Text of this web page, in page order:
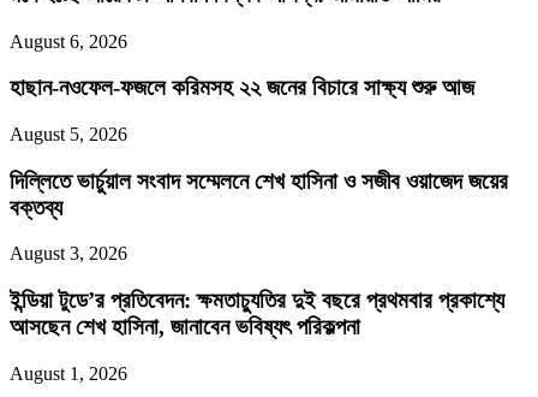
August 6, 2026
হাছান-নওফেল-ফজলে করিমসহ ২২ জনের বিচারে সাক্ষ্য শুরু আজ
August 5, 2026
দিল্লিতে ভার্চুয়াল সংবাদ সম্মেলনে শেখ হাসিনা ও সজীব ওয়াজেদ জয়ের
বক্তব্য
August 3, 2026
ইন্ডিয়া টুডে’র প্রতিবেদন: ক্ষমতাচ্যুতির দুই বছরে প্রথমবার প্রকাশ্যে
আসছেন শেখ হাসিনা, জানাবেন ভবিষ্যৎ পরিকল্পনা
August 1, 2026